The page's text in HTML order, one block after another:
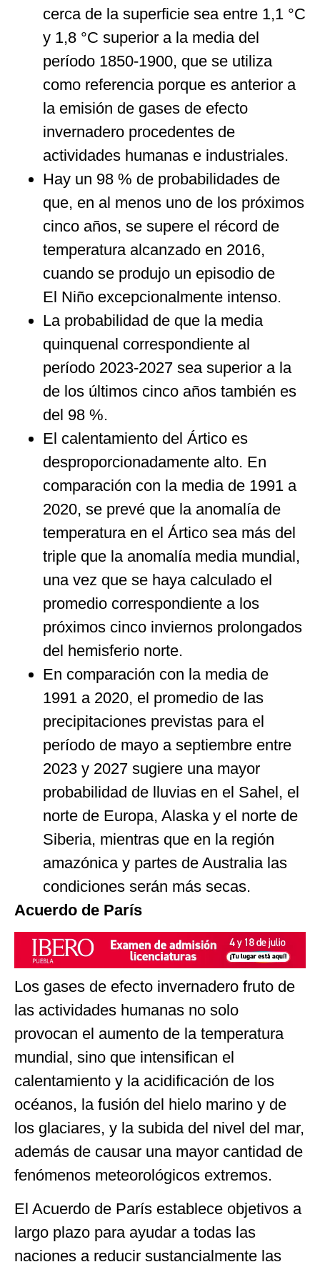
cerca de la superficie sea entre 1,1 °C
y 1,8 °C superior a la media del
período 1850-1900, que se utiliza
como referencia porque es anterior a
la emisión de gases de efecto
invernadero procedentes de
actividades humanas e industriales.
Hay un 98 % de probabilidades de
que, en al menos uno de los próximos
cinco años, se supere el récord de
temperatura alcanzado en 2016,
cuando se produjo un episodio de
El Niño excepcionalmente intenso.
La probabilidad de que la media
quinquenal correspondiente al
período 2023-2027 sea superior a la
de los últimos cinco años también es
del 98 %.
El calentamiento del Ártico es
desproporcionadamente alto. En
comparación con la media de 1991 a
2020, se prevé que la anomalía de
temperatura en el Ártico sea más del
triple que la anomalía media mundial,
una vez que se haya calculado el
promedio correspondiente a los
próximos cinco inviernos prolongados
del hemisferio norte.
En comparación con la media de
1991 a 2020, el promedio de las
precipitaciones previstas para el
período de mayo a septiembre entre
2023 y 2027 sugiere una mayor
probabilidad de lluvias en el Sahel, el
norte de Europa, Alaska y el norte de
Siberia, mientras que en la región
amazónica y partes de Australia las
condiciones serán más secas.
Acuerdo de París
Los gases de efecto invernadero fruto de
las actividades humanas no solo
provocan el aumento de la temperatura
mundial, sino que intensifican el
calentamiento y la acidificación de los
océanos, la fusión del hielo marino y de
los glaciares, y la subida del nivel del mar,
además de causar una mayor cantidad de
fenómenos meteorológicos extremos.
El Acuerdo de París establece objetivos a
largo plazo para ayudar a todas las
naciones a reducir sustancialmente las